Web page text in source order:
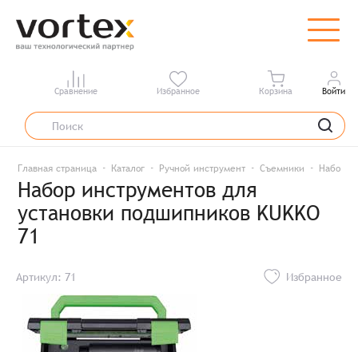
Сравнение Избранное Корзина Войти
Главная страница Каталог Ручной инструмент Съемники Наборы
Набор инструментов для
установки подшипников KUKKO
71
Артикул: 71 Избранное